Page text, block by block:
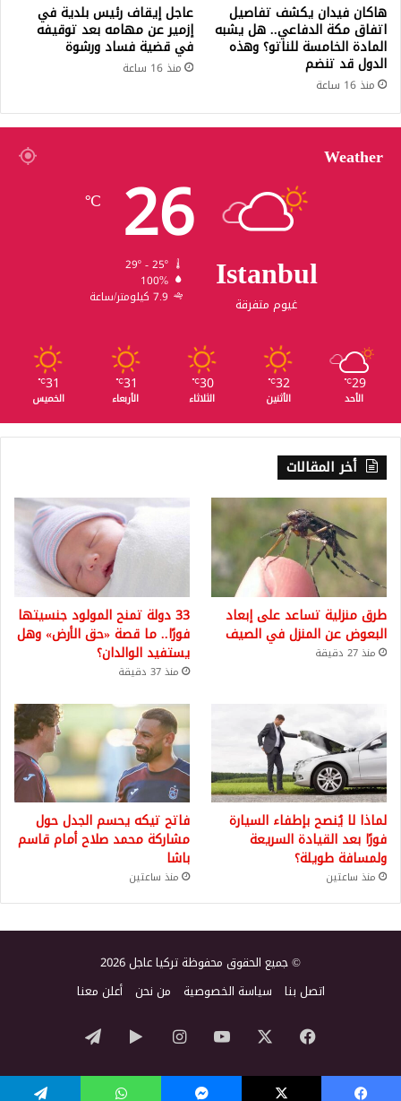
هاكان فيدان يكشف تفاصيل
اتفاق مكة الدفاعي.. هل يشبه
المادة الخامسة للناتو؟ وهذه
الدول قد تنضم
منذ 16 ساعة
عاجل إيقاف رئيس بلدية في
إزمير عن مهامه بعد توقيفه
في قضية فساد ورشوة
منذ 16 ساعة
Weather
Istanbul
غيوم متفرقة
26
℃
29º - 25º
100%
7.9 كيلومتر/ساعة
29
℃
الأحد
32
℃
الأثنين
30
℃
الثلاثاء
31
℃
الأربعاء
31
℃
الخميس
أخر المقالات
طرق منزلية تساعد على إبعاد
البعوض عن المنزل في الصيف
منذ 27 دقيقة
33 دولة تمنح المولود جنسيتها
فورًا.. ما قصة «حق الأرض» وهل
يستفيد الوالدان؟
منذ 37 دقيقة
لماذا لا يُنصح بإطفاء السيارة
فورًا بعد القيادة السريعة
ولمسافة طويلة؟
منذ ساعتين
فاتح تيكه يحسم الجدل حول
مشاركة محمد صلاح أمام قاسم
باشا
منذ ساعتين
© جميع الحقوق محفوظة تركيا عاجل 2026
اتصل بنا سياسة الخصوصية من نحن أعلن معنا
فيسبوك ‫YouTubeانستقرام‏Google
Play
تيلقرام